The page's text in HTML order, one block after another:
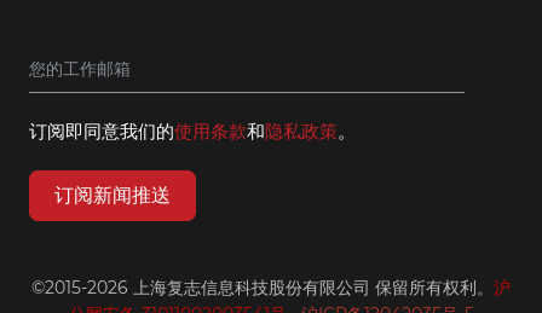
订阅即同意我们的使用条款和隐私政策。
订阅新闻推送
©2015-2026 上海复志信息科技股份有限公司 保留所有权利。 沪